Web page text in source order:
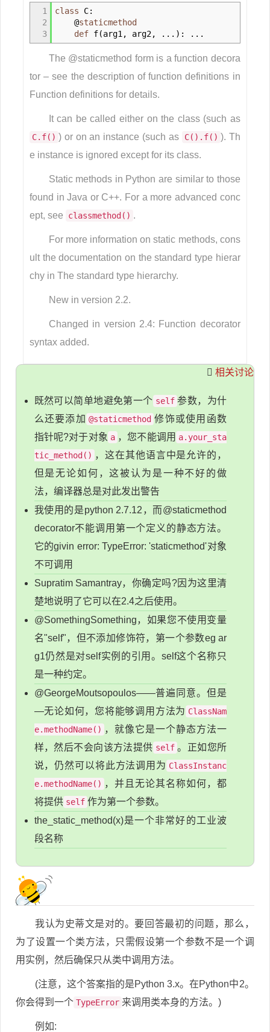
1
2
3
class C:
@staticmethod
deff(arg1 , arg2, ... ) : ...
The @staticmethod form is a function decora
tor – see the description of function definitions in
Function definitions for details.
It can be called either on the class (such as
C.f() ) or on an instance (such as C().f() ). Th
e instance is ignored except for its class.
Static methods in Python are similar to those
found in Java or C++. For a more advanced conc
ept, see
classmethod() .
For more information on static methods, cons
ult the documentation on the standard type hierar
chy in The standard type hierarchy.
New in version 2.2.
Changed in version 2.4: Function decorator
syntax added.
相关讨论
既然可以简单地避免第一个 self 参数，为什
么还要添加 @staticmethod 修饰或使用函数
指针呢?对于对象 a ，您不能调用 a.your_sta
tic_method() ，这在其他语言中是允许的，
但是无论如何，这被认为是一种不好的做
法，编译器总是对此发出警告
我使用的是python 2.7.12，而@staticmethod
decorator不能调用第一个定义的静态方法。
它的givin error: TypeError: 'staticmethod'对象
不可调用
Supratim Samantray，你确定吗?因为这里清
楚地说明了它可以在2.4之后使用。
@SomethingSomething，如果您不使用变量
名"self"，但不添加修饰符，第一个参数eg ar
g1仍然是对self实例的引用。self这个名称只
是一种约定。
@GeorgeMoutsopoulos——普遍同意。但是
—无论如何，您将能够调用方法为 ClassNam
e.methodName() ，就像它是一个静态方法一
样，然后不会向该方法提供 self 。正如您所
说，仍然可以将此方法调用为 ClassInstanc
e.methodName() ，并且无论其名称如何，都
将提供 self 作为第一个参数。
the_static_method(x)是一个非常好的工业波
段名称
我认为史蒂文是对的。要回答最初的问题，那么，
为了设置一个类方法，只需假设第一个参数不是一个调
用实例，然后确保只从类中调用方法。
(注意，这个答案指的是Python 3.x。在Python中2。
你会得到一个 TypeError 来调用类本身的方法。)
例如: